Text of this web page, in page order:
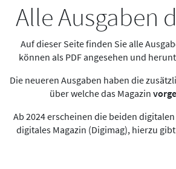
Alle Ausgaben
Auf dieser Seite finden Sie alle
können als PDF angesehen und
Die neueren Ausgaben haben die
über welche das Magazin
Ab 2024 erscheinen die beiden
digitales Magazin (Digimag), hierzu